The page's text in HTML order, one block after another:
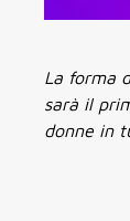
La forma
sarà il
donne in